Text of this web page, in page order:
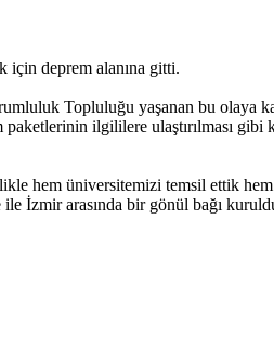
için deprem alanına gitti.
Topluluğu yaşanan bu olaya
ilgililere ulaştırılması
hem üniversitemizi temsil ettik
İzmir arasında bir gönül bağı